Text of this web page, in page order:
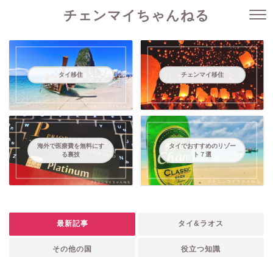
チェンマイちゃんねる
タイ移住 チェンマイ移住
海外で医療費を無料にす
る裏技
タイでおすすめのリゾー
ト７選
最新記事 タイ&ラオス
その他の国 役立つ知識